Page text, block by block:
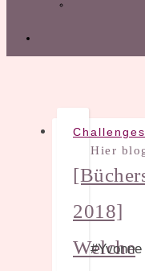
Challenges
2018]
Welche
Hier